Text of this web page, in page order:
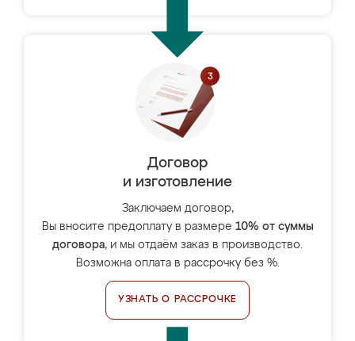
Договор
и изготовление
Заключаем договор,
Вы вносите предоплату в размере 10% от суммы
договора, и мы отдаём заказ в производство.
Возможна оплата в рассрочку без %.
УЗНАТЬ О РАССРОЧКЕ